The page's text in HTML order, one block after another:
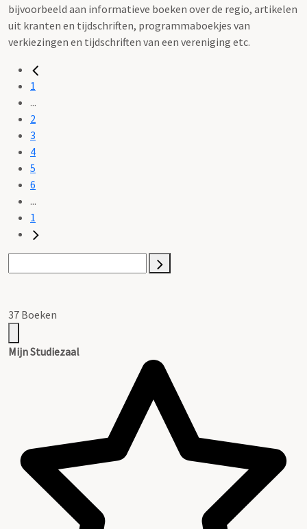
bijvoorbeeld aan informatieve boeken over de regio, artikelen
uit kranten en tijdschriften, programmaboekjes van
verkiezingen en tijdschriften van een vereniging etc.
1
...
2
3
4
5
6
...
1
37 Boeken
Mijn Studiezaal